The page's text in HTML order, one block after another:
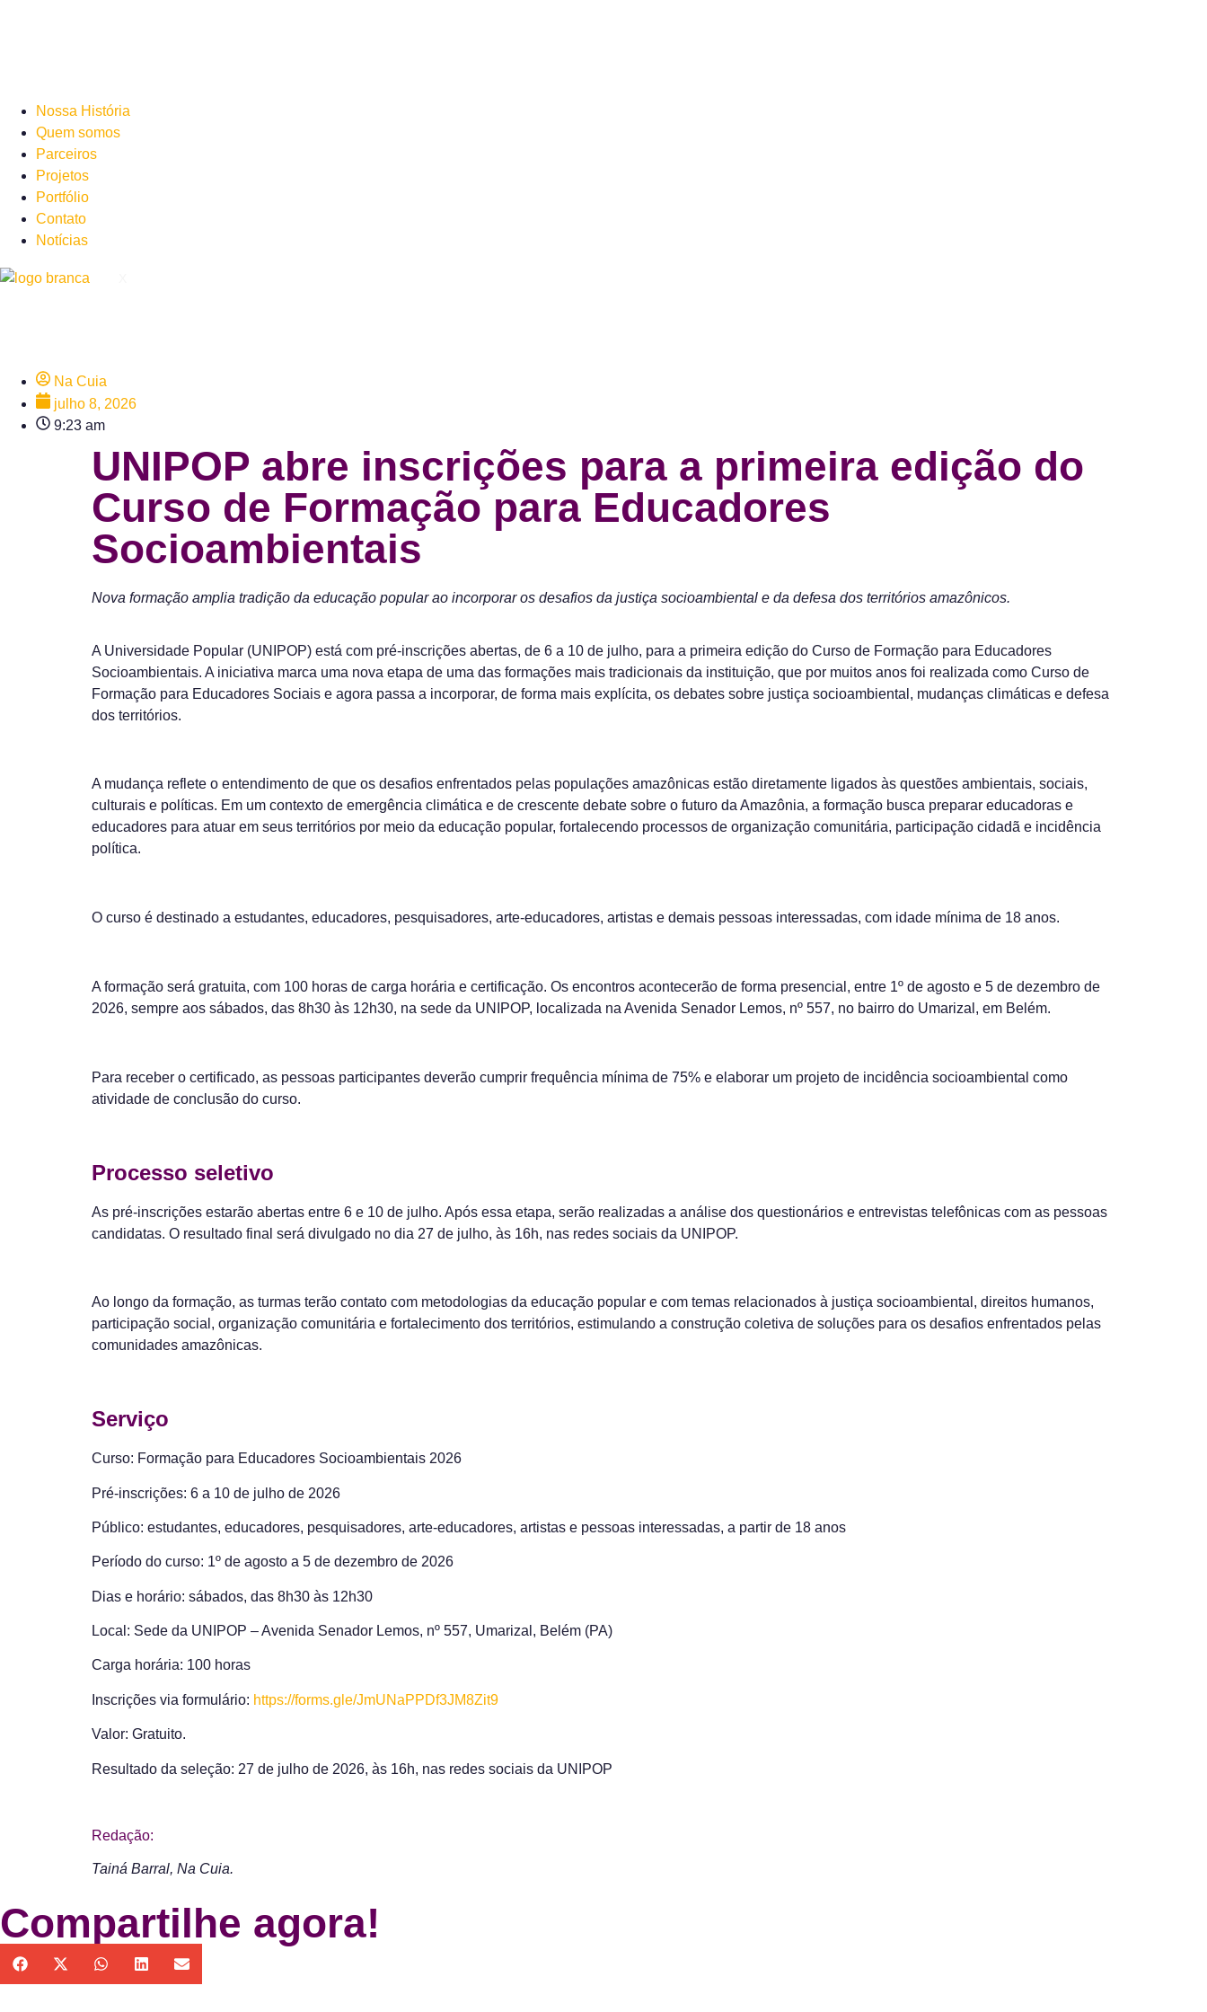
Nossa História
Quem somos
Parceiros
Projetos
Portfólio
Contato
Notícias
Na Cuia
julho 8, 2026
9:23 am
UNIPOP abre inscrições para a primeira edição do
Curso de Formação para Educadores
Socioambientais
Nova formação amplia tradição da educação popular ao incorporar os desafios da justiça socioambiental e da defesa dos territórios amazônicos.
A Universidade Popular (UNIPOP) está com pré-inscrições abertas, de 6 a 10 de julho, para a primeira edição do Curso de Formação para Educadores
Socioambientais. A iniciativa marca uma nova etapa de uma das formações mais tradicionais da instituição, que por muitos anos foi realizada como Curso de
Formação para Educadores Sociais e agora passa a incorporar, de forma mais explícita, os debates sobre justiça socioambiental, mudanças climáticas e defesa
dos territórios.
A mudança reflete o entendimento de que os desafios enfrentados pelas populações amazônicas estão diretamente ligados às questões ambientais, sociais,
culturais e políticas. Em um contexto de emergência climática e de crescente debate sobre o futuro da Amazônia, a formação busca preparar educadoras e
educadores para atuar em seus territórios por meio da educação popular, fortalecendo processos de organização comunitária, participação cidadã e incidência
política.
O curso é destinado a estudantes, educadores, pesquisadores, arte-educadores, artistas e demais pessoas interessadas, com idade mínima de 18 anos.
A formação será gratuita, com 100 horas de carga horária e certificação. Os encontros acontecerão de forma presencial, entre 1º de agosto e 5 de dezembro de
2026, sempre aos sábados, das 8h30 às 12h30, na sede da UNIPOP, localizada na Avenida Senador Lemos, nº 557, no bairro do Umarizal, em Belém.
Para receber o certificado, as pessoas participantes deverão cumprir frequência mínima de 75% e elaborar um projeto de incidência socioambiental como
atividade de conclusão do curso.
Processo seletivo
As pré-inscrições estarão abertas entre 6 e 10 de julho. Após essa etapa, serão realizadas a análise dos questionários e entrevistas telefônicas com as pessoas
candidatas. O resultado final será divulgado no dia 27 de julho, às 16h, nas redes sociais da UNIPOP.
Ao longo da formação, as turmas terão contato com metodologias da educação popular e com temas relacionados à justiça socioambiental, direitos humanos,
participação social, organização comunitária e fortalecimento dos territórios, estimulando a construção coletiva de soluções para os desafios enfrentados pelas
comunidades amazônicas.
Serviço
Curso: Formação para Educadores Socioambientais 2026
Pré-inscrições: 6 a 10 de julho de 2026
Público: estudantes, educadores, pesquisadores, arte-educadores, artistas e pessoas interessadas, a partir de 18 anos
Período do curso: 1º de agosto a 5 de dezembro de 2026
Dias e horário: sábados, das 8h30 às 12h30
Local: Sede da UNIPOP – Avenida Senador Lemos, nº 557, Umarizal, Belém (PA)
Carga horária: 100 horas
Inscrições via formulário: https://forms.gle/JmUNaPPDf3JM8Zit9
Valor: Gratuito.
Resultado da seleção: 27 de julho de 2026, às 16h, nas redes sociais da UNIPOP
Redação:
Tainá Barral, Na Cuia.
Compartilhe agora!